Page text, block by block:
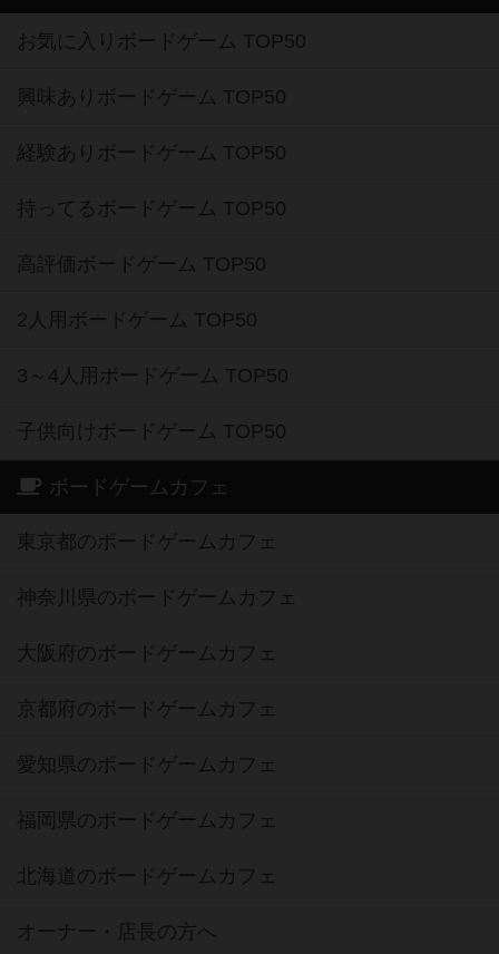
お気に入りボードゲーム TOP50
興味ありボードゲーム TOP50
経験ありボードゲーム TOP50
持ってるボードゲーム TOP50
高評価ボードゲーム TOP50
2人用ボードゲーム TOP50
3～4人用ボードゲーム TOP50
子供向けボードゲーム TOP50
ボードゲームカフェ
東京都のボードゲームカフェ
神奈川県のボードゲームカフェ
大阪府のボードゲームカフェ
京都府のボードゲームカフェ
愛知県のボードゲームカフェ
福岡県のボードゲームカフェ
北海道のボードゲームカフェ
オーナー・店長の方へ